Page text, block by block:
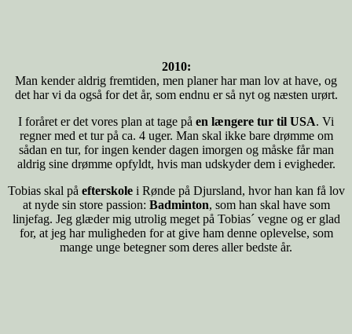
2010:
Man kender aldrig fremtiden, men planer har man lov at have, og
det har vi da også for det år, som endnu er så nyt og næsten urørt.
I foråret er det vores plan at tage på en længere tur til USA. Vi
regner med et tur på ca. 4 uger. Man skal ikke bare drømme om
sådan en tur, for ingen kender dagen imorgen og måske får man
aldrig sine drømme opfyldt, hvis man udskyder dem i evigheder.
Tobias skal på efterskolei Rønde på Djursland, hvor han kan få lov
at nyde sin store passion: Badminton, som han skal have som
linjefag. Jeg glæder mig utrolig meget på Tobias´ vegne og er glad
for, at jeg har muligheden for at give ham denne oplevelse, som
mange unge betegner som deres aller bedste år.